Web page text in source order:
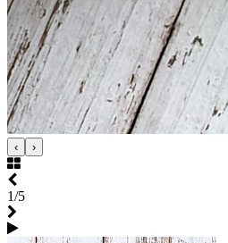
‹ ›
1/5